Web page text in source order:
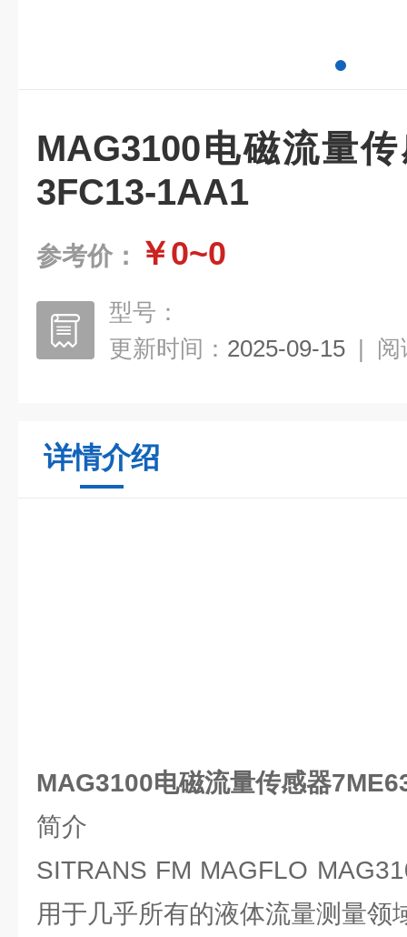
MAG3100电磁流量
3FC13-1AA1
参考价： ￥0~0
型号：
更新时间： 2025-09-15 | 阅
详情介绍
MAG3100电磁流量传感器
简介
SITRANS FM MAGFLO
用于几乎所有的液体流量测量领